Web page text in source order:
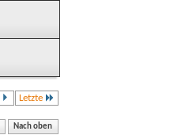
Letzte
Nach oben